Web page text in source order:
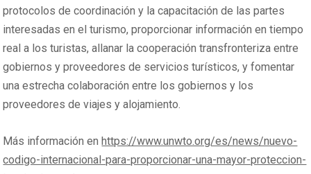
protocolos de coordinación y la capacitación de las partes
interesadas en el turismo, proporcionar información en tiempo
real a los turistas, allanar la cooperación transfronteriza entre
gobiernos y proveedores de servicios turísticos, y fomentar
una estrecha colaboración entre los gobiernos y los
proveedores de viajes y alojamiento.
Más información en https://www.unwto.org/es/news/nuevo-
codigo-internacional-para-proporcionar-una-mayor-proteccion-